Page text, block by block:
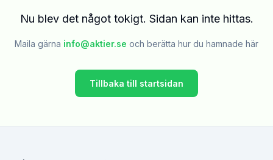
Nu blev det något tokigt. Sidan kan inte hittas.
Maila gärna info@aktier.se och berätta hur du hamnade här
Tillbaka till startsidan